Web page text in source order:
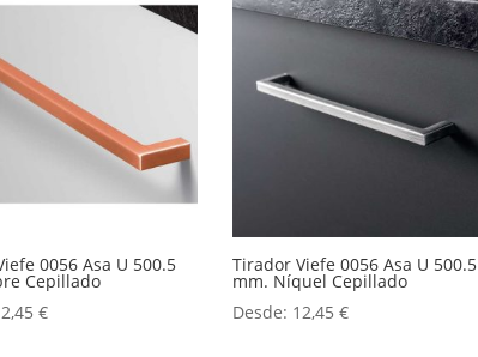
0056 Asa U 500.5
Cepillado
€
Tirador Viefe 0056 Asa U 500.5
mm. Níquel Cepillado
Desde: 12,45 €